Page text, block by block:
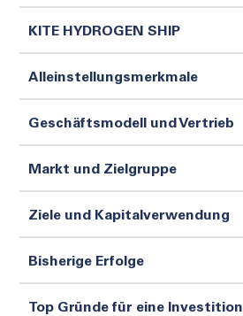
KITE HYDROGEN SHIP
Alleinstellungsmerkmale
Geschäftsmodell und Vertrieb
Markt und Zielgruppe
Ziele und Kapitalverwendung
Bisherige Erfolge
Top Gründe für eine Investition